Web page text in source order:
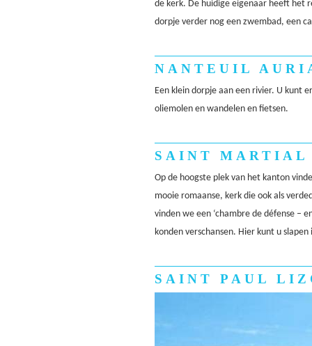
de kerk. De huidige eigenaar heeft het
dorpje verder nog een zwembad, een
NANTEUIL
Een klein dorpje aan een rivier. U kunt
oliemolen en wandelen en fietsen.
SAINT
Op de hoogste plek van het kanton
mooie romaanse, kerk die ook als
vinden we een ‘chambre de défense –
konden verschansen. Hier kunt u slapen
SAINT PAUL